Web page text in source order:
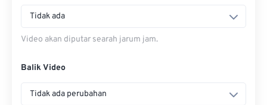
Tidak ada
Video akan diputar searah jarum jam.
Balik Video
Tidak ada perubahan